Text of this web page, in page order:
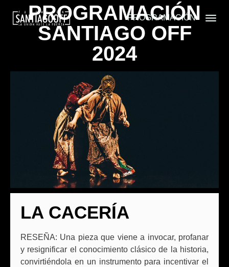
PROGRAMACIÓN
PROGRAMACIÓN
SANTIAGO OFF
2024
LA CACERÍA
RESEÑA: Una pieza que viene a invocar, profanar
y resignificar el conocimiento clásico de la historia,
convirtiéndola en un instrumento para incentivar el